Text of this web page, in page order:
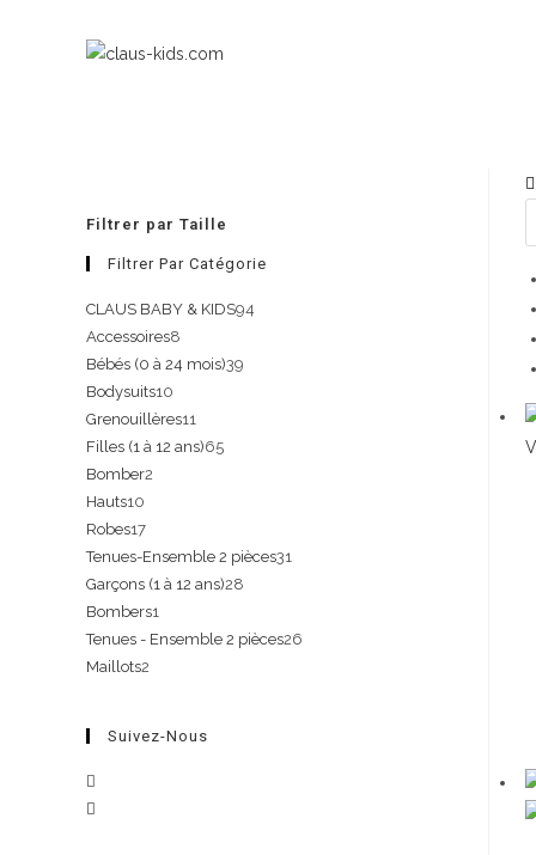
Filtrer par Taille
Filtrer Par Catégorie
CLAUS BABY & KIDS94
Accessoires8
Bébés (0 à 24 mois)39
Bodysuits10
Grenouillères11
Filles (1 à 12 ans)65
Bomber2
Hauts10
Robes17
Tenues-Ensemble 2 pièces31
Garçons (1 à 12 ans)28
Bombers1
Tenues - Ensemble 2 pièces26
Maillots2
Suivez-Nous